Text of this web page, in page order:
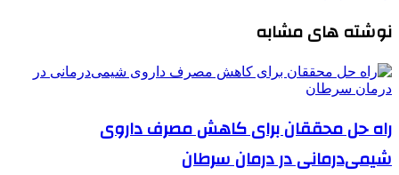
نوشته های مشابه
راه حل محققان برای کاهش مصرف داروی
شیمی‌درمانی در درمان سرطان